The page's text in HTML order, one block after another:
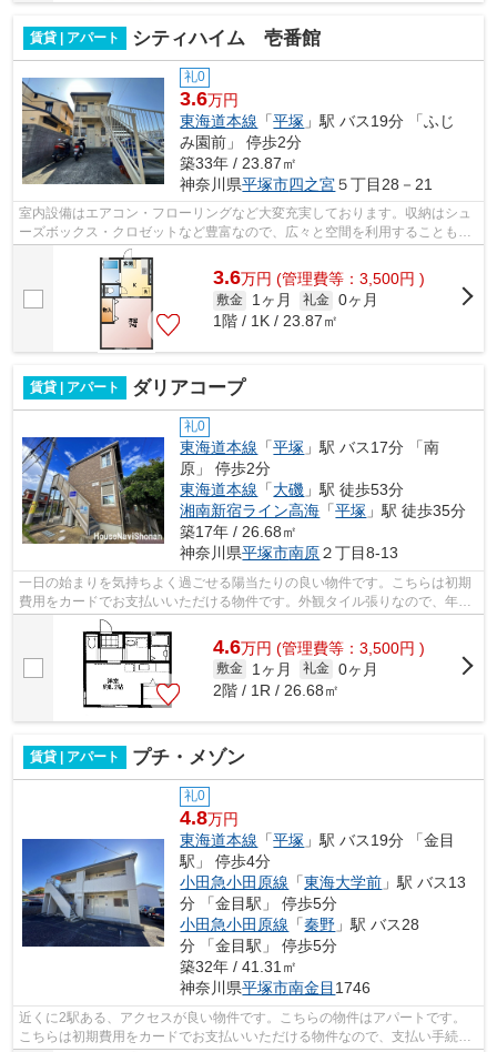
賃貸 | アパート シティハイム 壱番館
礼0
3.6万円
東海道本線 「平塚 」駅 バス19分 「ふじ
み園前」 停歩2分
築33年 / 23.87㎡
神奈川県平塚市四之宮５丁目28－21
室内設備はエアコン・フローリングなど大変充実しております。収納はシュ
ーズボックス・クロゼットなど豊富なので、広々と空間を利用することも可
能です。モニター越しに来訪者を確認...
3.6万円 (管理費等：3,500円 )
敷金 1ヶ月 礼金 0ヶ月
1階 / 1K / 23.87㎡
賃貸 | アパート ダリアコープ
礼0
東海道本線 「平塚 」駅 バス17分 「南
原」 停歩2分
東海道本線 「大磯 」駅 徒歩53分
湘南新宿ライン高海 「平塚 」駅 徒歩35分
築17年 / 26.68㎡
神奈川県平塚市南原２丁目8-13
一日の始まりを気持ちよく過ごせる陽当たりの良い物件です。こちらは初期
費用をカードでお支払いいただける物件です。外観タイル張りなので、年月
とともに味わいが生まれてきます。こ...
4.6万円 (管理費等：3,500円 )
敷金 1ヶ月 礼金 0ヶ月
2階 / 1R / 26.68㎡
賃貸 | アパート プチ・メゾン
礼0
4.8万円
東海道本線 「平塚 」駅 バス19分 「金目
駅」 停歩4分
小田急小田原線 「東海大学前 」駅 バス13
分 「金目駅」 停歩5分
小田急小田原線 「秦野 」駅 バス28
分 「金目駅」 停歩5分
築32年 / 41.31㎡
神奈川県平塚市南金目 1746
近くに2駅ある、アクセスが良い物件です。こちらの物件はアパートです。
こちらは初期費用をカードでお支払いいただける物件なので、支払い手続き